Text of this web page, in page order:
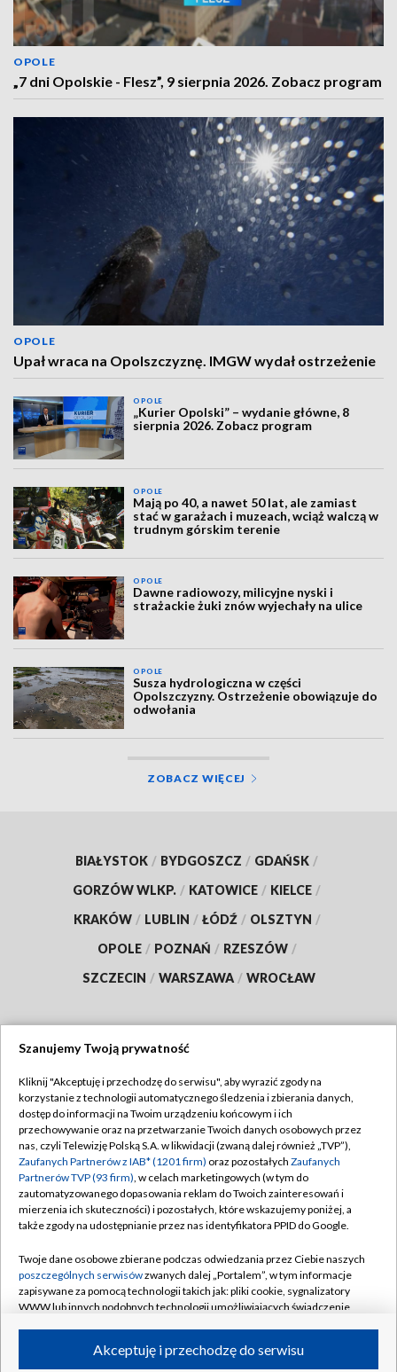
OPOLE
„7 dni Opolskie - Flesz”, 9 sierpnia 2026. Zobacz program
OPOLE
Upał wraca na Opolszczyznę. IMGW wydał ostrzeżenie
OPOLE
„Kurier Opolski” – wydanie główne, 8
sierpnia 2026. Zobacz program
OPOLE
Mają po 40, a nawet 50 lat, ale zamiast
stać w garażach i muzeach, wciąż walczą w
trudnym górskim terenie
OPOLE
Dawne radiowozy, milicyjne nyski i
strażackie żuki znów wyjechały na ulice
OPOLE
Susza hydrologiczna w części
Opolszczyzny. Ostrzeżenie obowiązuje do
odwołania
ZOBACZ WIĘCEJ
BIAŁYSTOK / BYDGOSZCZ / GDAŃSK /
GORZÓW WLKP. / KATOWICE / KIELCE /
KRAKÓW / LUBLIN / ŁÓDŹ / OLSZTYN /
OPOLE / POZNAŃ / RZESZÓW /
SZCZECIN / WARSZAWA / WROCŁAW
TVP
Abonament TVP
Emisja w TVP
Centrum informacji TVP
Naziemna Telewizja Cyfrowa
Rada Programowa
System NOS
Informacje o nadawcy
Program dla prasy
Regulamin TVP
Polityka prywatności
Moje zgody
Pomoc
Kontakt
Kanały
Szanujemy Twoją prywatność
Kliknij "Akceptuję i przechodzę do serwisu", aby wyrazić zgody na
korzystanie z technologii automatycznego śledzenia i zbierania danych,
dostęp do informacji na Twoim urządzeniu końcowym i ich
przechowywanie oraz na przetwarzanie Twoich danych osobowych przez
nas, czyli Telewizję Polską S.A. w likwidacji (zwaną dalej również „TVP”),
Zaufanych Partnerów z IAB* (1201 firm) oraz pozostałych Zaufanych
Partnerów TVP (93 firm), w celach marketingowych (w tym do
zautomatyzowanego dopasowania reklam do Twoich zainteresowań i
mierzenia ich skuteczności) i pozostałych, które wskazujemy poniżej, a
także zgody na udostępnianie przez nas identyfikatora PPID do Google.
Twoje dane osobowe zbierane podczas odwiedzania przez Ciebie naszych
poszczególnych serwisówzwanych dalej „Portalem”, w tym informacje
zapisywane za pomocą technologii takich jak: pliki cookie, sygnalizatory
WWW lub innych podobnych technologii umożliwiających świadczenie
ruchu w Internecie.Akceptuję i przechodzę do serwisu